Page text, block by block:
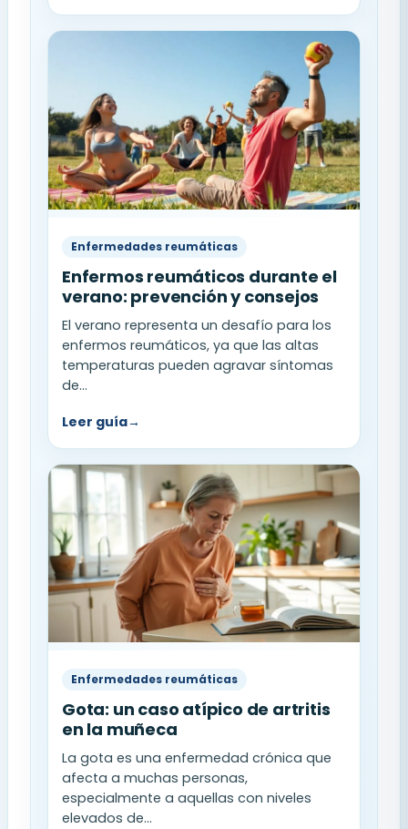
Enfermedades reumáticas
Enfermos reumáticos durante el
verano: prevención y consejos
El verano representa un desafío para los
enfermos reumáticos, ya que las altas
temperaturas pueden agravar síntomas
de...
Leer guía→
Enfermedades reumáticas
Gota: un caso atípico de artritis
en la muñeca
La gota es una enfermedad crónica que
afecta a muchas personas,
especialmente a aquellas con niveles
elevados de...